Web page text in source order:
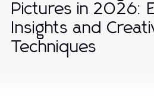
Pictures in 2026:
Insights and
Techniques